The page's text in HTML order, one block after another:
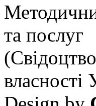
та послуг
власності